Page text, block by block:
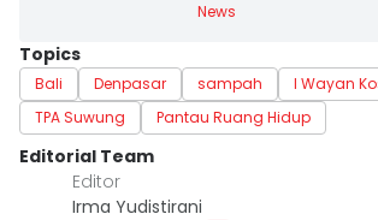
News
Topics
Bali Denpasar sampah
I Wayan
TPA Suwung
Pantau Ruang Hidup
Editorial Team
Editor
Irma Yudistirani